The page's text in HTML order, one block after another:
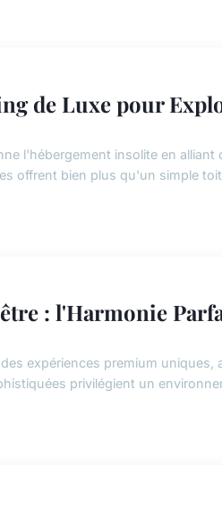
de Luxe pour
l'hébergement insolite en
offrent bien plus qu'un simple
: l'Harmonie
expériences premium uniques,
privilégient un